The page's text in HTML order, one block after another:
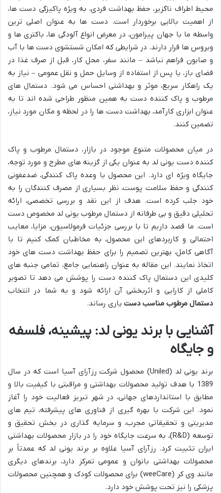
محیط اطراف ناگزیر، حفظ بهداشت فردی، به ویژه پاکیزگی دست ها،
از اهمیت بالایی برخوردار است. دست ها به عنوان اصلی ترین
واسطه ما با جهان پیرامون، در معرض انواع آلودگی ها، باکتری ها و
ویروس ها قرار دارند. در شرایطی که امکان شستشوی دست ها با آب
و صابون فراهم نباشد – مانند سفر، محل کار، قبل از صرف غذا در
فضای باز، یا پس از استفاده از وسایل حمل و نقل عمومی – نیاز به
یک راهکار سریع، موثر و بهداشتی احساس می شود. دستمال های
مرطوب و پاک کننده دست به همین منظور طراحی شده اند تا به
عنوان ابزاری کارآمد، بهداشت دست ها را در لحظه و مکان مورد نیاز،
تضمین کنند.
در میان محصولات متنوع موجود در بازار، دستمال مرطوب و پاک
کننده دست یونی لد به عنوان یکی از گزینه های مطرح و مورد توجه،
جایگاه ویژه ای دارد. این محصول با وعده پاک کنندگی، ضدعفونی
کنندگی و حفظ سلامت پوست، نظر بسیاری از مصرف کنندگان را به
خود جلب کرده است. هدف از این نقد و بررسی تخصصی، ارائه
تحلیلی دقیق و بی طرفانه از دستمال مرطوب یونی لد مخصوص دست
است. ما قصد داریم تا با بررسی جزئیات فرمولاسیون، مزایا، معایب
احتمالی و کاربردهای این محصول، به مخاطبان کمک کنیم تا با
آگاهی کامل، بهترین تصمیم را برای حفظ بهداشت دست های خود
اتخاذ نمایند. این مقاله به عنوان راهنمایی جامع، تمامی جنبه های
کلیدی این دستمال پاک کننده دست را پوشش می دهد تا تصویر
کاملی از کارایی و اثربخشی آن ارائه شود و به شما در انتخاب
دستمال مرطوب مناسب دست یاری رساند.
آشنایی با برند یونی لد: پیشینه، فلسفه
و جایگاه
برند یونی لد (Uniled) محصول شرکت رزآرای آسیا است که در سال
1389 با هدف تولید محصولات بهداشتی و مراقبتی با کیفیت بالا و
مطابق با استانداردهای جهانی، در شهر تبریز فعالیت خود را آغاز
نمود. این شرکت با بهره گیری از فناوری های پیشرفته، تیم های
مدیریتی و تحقیقاتی مجرب، و سرمایه گذاری در بخش تحقیق و
توسعه (R&D)، به سرعت جایگاه خود را در بازار محصولات بهداشتی
ایران تثبیت کرد. رزآرای آسیا علاوه بر برند یونی لد که عمدتاً بر
محصولات بهداشتی بانوان و عمومی تمرکز دارد، برندهای دیگری
مانند وی کر (weeCare) برای محصولات کودک و همچنین محصولات
پزشکی را نیز تحت پوشش خود دارد.